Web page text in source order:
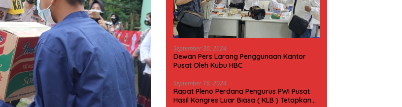
September 30, 2024
Dewan Pers Larang Penggunaan Kantor
Pusat Oleh Kubu HBC
September 18, 2024
Rapat Pleno Perdana Pengurus PWI Pusat
Hasil Kongres Luar Biasa ( KLB ) Tetapkan